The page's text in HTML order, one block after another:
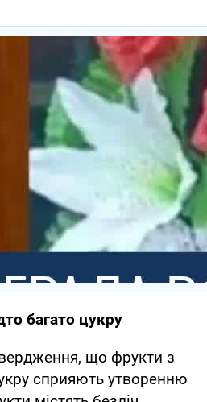
багато цукру
що фрукти з
сприяють утворенню